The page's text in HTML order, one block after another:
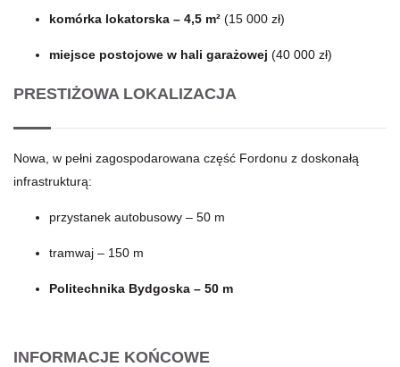
komórka lokatorska – 4,5 m² (15 000 zł)
miejsce postojowe w hali garażowej (40 000 zł)
PRESTIŻOWA LOKALIZACJA
Nowa, w pełni zagospodarowana część Fordonu z doskonałą
infrastrukturą:
przystanek autobusowy – 50 m
tramwaj – 150 m
Politechnika Bydgoska – 50 m
INFORMACJE KOŃCOWE